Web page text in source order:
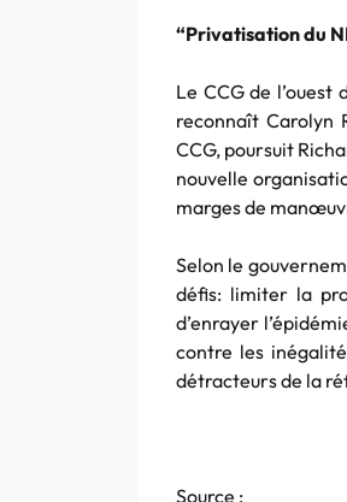
“Privatisation du
Le CCG de
reconnaît Carolyn
CCG, poursuit
nouvelle
marges de
Selon le
défis: limiter la
d’enrayer
contre les
détracteurs de la
Source :